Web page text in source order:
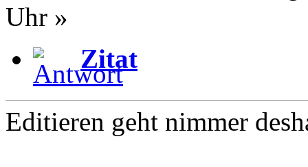
Uhr »
Zitat
Editieren geht nimmer